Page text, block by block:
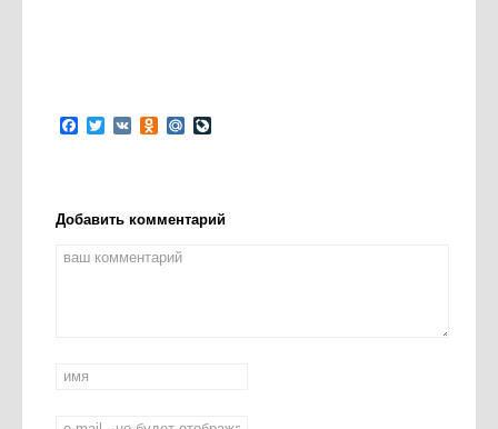
Facebook
Twitter
VK Odnoklassniki
Mail.Ru
Добавить комментарий